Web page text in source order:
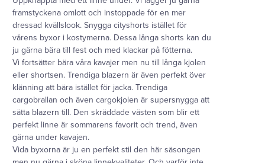
framstyckena omlott och instoppade för en mer
dressad kvällslook. Snygga cityshorts istället för
vårens byxor i kostymerna. Dessa långa shorts kan du
ju gärna bära till fest och med klackar på fötterna.
Vi fortsätter bära våra kavajer men nu till långa kjolen
eller shortsen. Trendiga blazern är även perfekt över
klänning att bära istället för jacka. Trendiga
cargobrallan och även cargokjolen är supersnygga att
sätta blazern till. Den skräddade västen som blir ett
perfekt linne är sommarens favorit och trend, även
gärna under kavajen.
Vida byxorna är ju en perfekt stil den här säsongen